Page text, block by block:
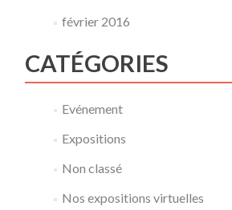
février 2016
CATÉGORIES
Evénement
Expositions
Non classé
Nos expositions virtuelles